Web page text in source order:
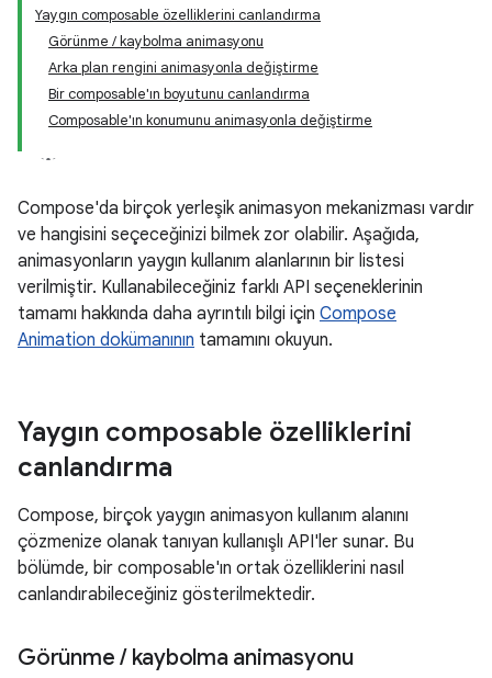
Yaygın composable özelliklerini canlandırma
Görünme / kaybolma animasyonu
Arka plan rengini animasyonla değiştirme
Bir composable'ın boyutunu canlandırma
Composable'ın konumunu animasyonla değiştirme
Compose'da birçok yerleşik animasyon mekanizması vardır
ve hangisini seçeceğinizi bilmek zor olabilir. Aşağıda,
animasyonların yaygın kullanım alanlarının bir listesi
verilmiştir. Kullanabileceğiniz farklı API seçeneklerinin
tamamı hakkında daha ayrıntılı bilgi için Compose
Animation dokümanının tamamını okuyun.
Yaygın composable özelliklerini
canlandırma
Compose, birçok yaygın animasyon kullanım alanını
çözmenize olanak tanıyan kullanışlı API'ler sunar. Bu
bölümde, bir composable'ın ortak özelliklerini nasıl
canlandırabileceğiniz gösterilmektedir.
Görünme /kaybolma animasyonu